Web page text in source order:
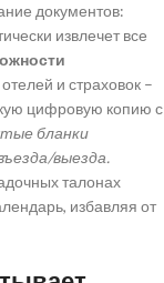
документов:
извлечет все
и страховок –
цифровую копию с
бланки
выезда.
талонах
избавляя от